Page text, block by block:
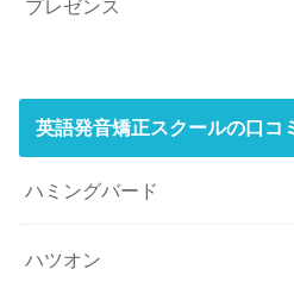
プレゼンス
英語発音矯正スクールの口コ
ハミングバード
ハツオン